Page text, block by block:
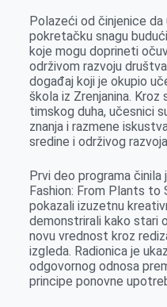
Polazeći od činjenice
pokretačku snagu
koje mogu doprineti
održivom razvoju
događaj koji je okupio
škola iz Zrenjanina.
timskog duha, učesnici
znanja i razmene
sredine i održivog
Prvi deo programa činila
Fashion: From Plants to
pokazali izuzetnu
demonstrirali kako stari
novu vrednost kroz
izgleda. Radionica je
odgovornog odnosa
principe ponovne